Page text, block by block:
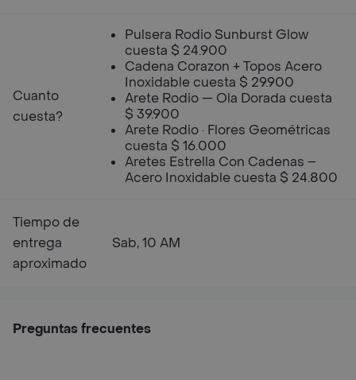
Cuanto
cuesta?
Pulsera Rodio Sunburst Glow
cuesta $ 24.900
Cadena Corazon + Topos Acero
Inoxidable cuesta $ 29.900
Arete Rodio — Ola Dorada cuesta
$ 39.900
Arete Rodio · Flores Geométricas
cuesta $ 16.000
Aretes Estrella Con Cadenas –
Acero Inoxidable cuesta $ 24.800
Tiempo de
entrega
aproximado
Sab, 10 AM
Preguntas frecuentes